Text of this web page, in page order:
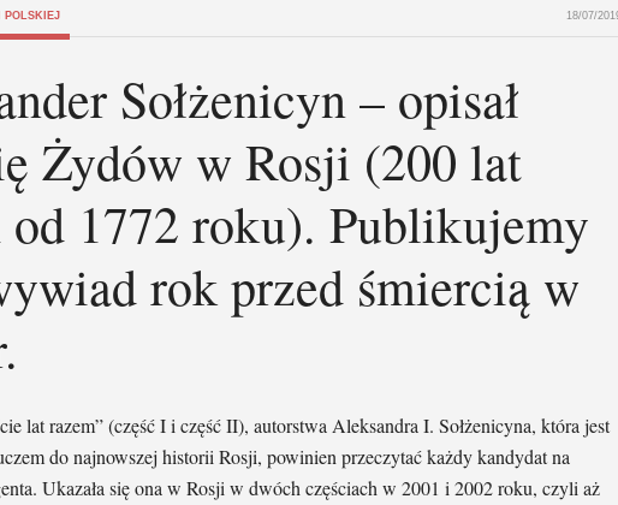
POLSKIEJ 18/07/
Sołżenicyn – opisał
Żydów w Rosji (200 lat
od 1772 roku). Publikujemy
rok przed śmiercią w
lat razem” (część I i część II), autorstwa Aleksandra I. Sołżenicyna, która jest
do najnowszej historii Rosji, powinien przeczytać każdy kandydat na
Ukazała się ona w Rosji w dwóch częściach w 2001 i 2002 roku, czyli aż